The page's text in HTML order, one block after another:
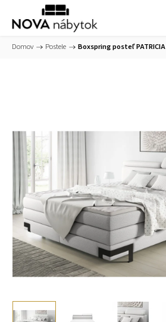
Domov / Postele / Boxspring posteľ PATRICIA